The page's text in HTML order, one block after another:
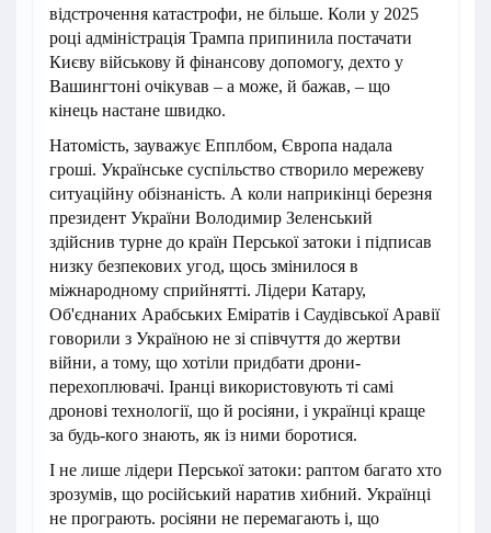
відстрочення катастрофи, не більше. Коли у 2025
році адміністрація Трампа припинила постачати
Києву військову й фінансову допомогу, дехто у
Вашингтоні очікував – а може, й бажав, – що
кінець настане швидко.
Натомість, зауважує Епплбом, Європа надала
гроші. Українське суспільство створило мережеву
ситуаційну обізнаність. А коли наприкінці березня
президент України Володимир Зеленський
здійснив турне до країн Перської затоки і підписав
низку безпекових угод, щось змінилося в
міжнародному сприйнятті. Лідери Катару,
Об'єднаних Арабських Еміратів і Саудівської Аравії
говорили з Україною не зі співчуття до жертви
війни, а тому, що хотіли придбати дрони-
перехоплювачі. Іранці використовують ті самі
дронові технології, що й росіяни, і українці краще
за будь-кого знають, як із ними боротися.
І не лише лідери Перської затоки: раптом багато хто
зрозумів, що російський наратив хибний. Українці
не програють. росіяни не перемагають і, що